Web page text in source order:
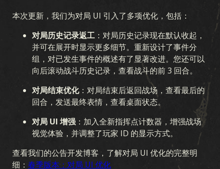
本次更新，我们为对局 UI 引入了多项优化，包括：
对局历史记录返工 ：对局历史记录现在默认收起，
并可在展开时显示更多细节。重新设计了事件分
组，对已发生事件的概述有了显著改进。您还可以
向后滚动战斗历史记录，查看战斗的前 3 回合。
对局结束优化：对局结束后返回战场，查看最后的
回合，发送最终表情，查看桌面状态。
对局 UI 增强：加入全新指挥点计数器，增强战场
视觉体验，并调整了玩家 ID 的显示方式。
查看我们的公告开发博客，了解对局 UI 优化的完整明
细： 春季版本：对局 UI 优化